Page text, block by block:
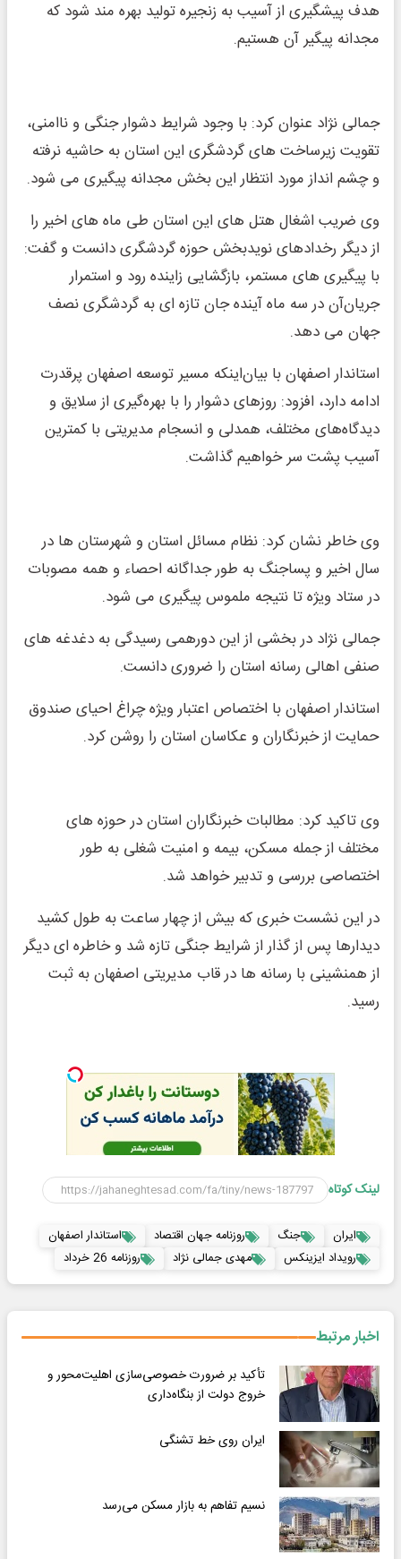
هدف پیشگیری از آسیب به زنجیره تولید بهره مند شود که
مجدانه پیگیر آن هستیم.
جمالی نژاد عنوان کرد: با وجود شرایط دشوار جنگی و ناامنی،
تقویت زیرساخت های گردشگری این استان به حاشیه نرفته
و چشم انداز مورد انتظار این بخش مجدانه پیگیری می شود.
وی ضریب اشغال هتل های این استان طی ماه های اخیر را
از دیگر رخدادهای نویدبخش حوزه گردشگری دانست و گفت:
با پیگیری های مستمر، بازگشایی زاینده رود و استمرار
جریان‌آن‌ در سه ماه آینده جان تازه ای به گردشگری نصف
جهان می دهد.
استاندار اصفهان با بیان‌اینکه مسیر توسعه اصفهان پرقدرت
ادامه دارد، افزود: روزهای دشوار را با بهره‌گیری از سلایق و
دیدگاه‌های مختلف، همدلی و انسجام مدیریتی‌ با کمترین
آسیب پشت سر خواهیم گذاشت.
وی خاطر نشان کرد: نظام مسائل استان و شهرستان ها در
سال اخیر و پساجنگ به طور جداگانه احصاء و همه مصوبات
در ستاد ویژه تا نتیجه ملموس پیگیری می شود.
جمالی نژاد در بخشی از این دورهمی رسیدگی به دغدغه های
صنفی اهالی رسانه استان را ضروری دانست.
استاندار اصفهان با اختصاص اعتبار ویژه چراغ احیای صندوق
حمایت از خبرنگاران و عکاسان استان را روشن کرد.
وی تاکید کرد: مطالبات خبرنگاران استان در حوزه های
مختلف از جمله مسکن، بیمه و امنیت شغلی به طور
اختصاصی بررسی و تدبیر خواهد شد.
در این نشست خبری که بیش از چهار ساعت به طول کشید
دیدارها پس از گذار از شرایط جنگی تازه شد و خاطره ای دیگر
از همنشینی با رسانه ها در قاب مدیریتی اصفهان به ثبت
رسید.
لینک کوتاه
ایران جنگ روزنامه جهان اقتصاد
استاندار اصفهان
رویداد ایزینکس
مهدی جمالی نژاد روزنامه 26 خرداد
اخبار مرتبط
تأکید بر ضرورت خصوصی‌سازی اهلیت‌محور و
خروج دولت از بنگاه‌داری
ایران روی خط تشنگی
نسیم تفاهم به بازار مسکن می‌رسد